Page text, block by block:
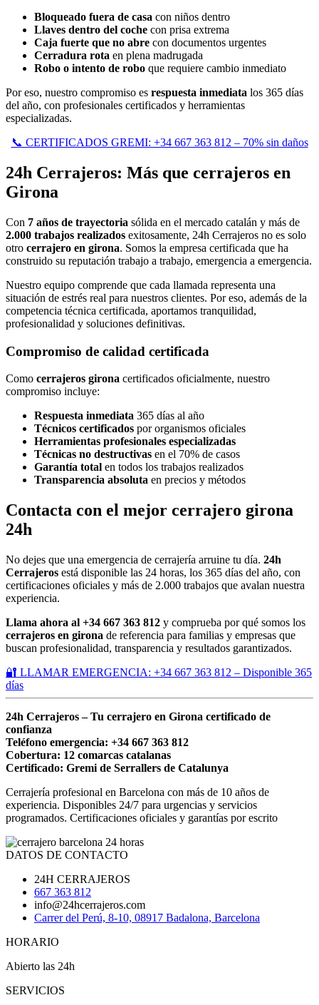
Bloqueado fuera de casa con niños dentro
Llaves dentro del coche con prisa extrema
Caja fuerte que no abre con documentos urgentes
Cerradura rota en plena madrugada
Robo o intento de robo que requiere cambio inmediato
Por eso, nuestro compromiso es respuesta inmediata los 365 días
del año, con profesionales certificados y herramientas
especializadas.
📞 CERTIFICADOS GREMI: +34 667 363 812 – 70% sin daños
24h Cerrajeros: Más que cerrajeros en
Girona
Con 7 años de trayectoria sólida en el mercado catalán y más de
2.000 trabajos realizados exitosamente, 24h Cerrajeros no es solo
otro cerrajero en girona. Somos la empresa certificada que ha
construido su reputación trabajo a trabajo, emergencia a emergencia.
Nuestro equipo comprende que cada llamada representa una
situación de estrés real para nuestros clientes. Por eso, además de la
competencia técnica certificada, aportamos tranquilidad,
profesionalidad y soluciones definitivas.
Compromiso de calidad certificada
Como cerrajeros girona certificados oficialmente, nuestro
compromiso incluye:
Respuesta inmediata 365 días al año
Técnicos certificados por organismos oficiales
Herramientas profesionales especializadas
Técnicas no destructivas en el 70% de casos
Garantía total en todos los trabajos realizados
Transparencia absoluta en precios y métodos
Contacta con el mejor cerrajero girona
24h
No dejes que una emergencia de cerrajería arruine tu día. 24h
Cerrajeros está disponible las 24 horas, los 365 días del año, con
certificaciones oficiales y más de 2.000 trabajos que avalan nuestra
experiencia.
Llama ahora al +34 667 363 812 y comprueba por qué somos los
cerrajeros en girona de referencia para familias y empresas que
buscan profesionalidad, transparencia y resultados garantizados.
🔐 LLAMAR EMERGENCIA: +34 667 363 812 – Disponible 365
días
24h Cerrajeros – Tu cerrajero en Girona certificado de
confianza
Teléfono emergencia: +34 667 363 812
Cobertura: 12 comarcas catalanas
Certificado: Gremi de Serrallers de Catalunya
Cerrajería profesional en Barcelona con más de 10 años de
experiencia. Disponibles 24/7 para urgencias y servicios
programados. Certificaciones oficiales y garantías por escrito
DATOS DE CONTACTO
24H CERRAJEROS
667 363 812
info@24hcerrajeros.com
Carrer del Perú, 8-10, 08917 Badalona, Barcelona
HORARIO
Abierto las 24h
SERVICIOS